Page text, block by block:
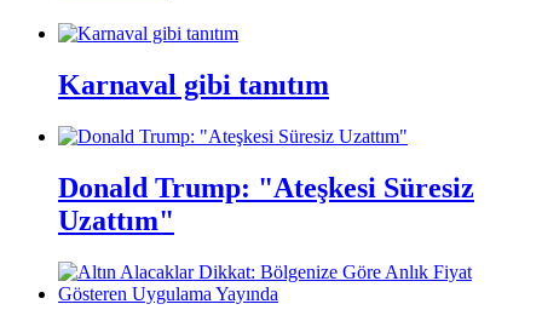
Karnaval gibi tanıtım
Donald Trump: "Ateşkesi Süresiz
Uzattım"